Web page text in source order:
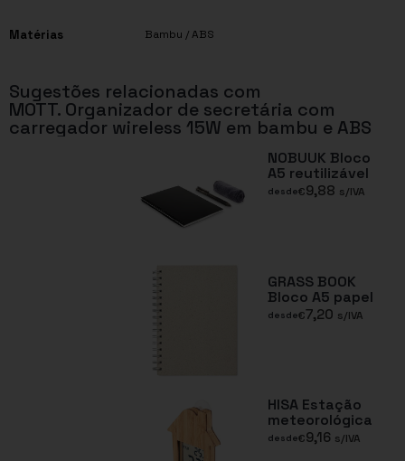
Matérias Bambu / ABS
Sugestões relacionadas com
MOTT. Organizador de secretária com
carregador wireless 15W em bambu e ABS
NOBUUK Bloco
A5 reutilizável
desde€9,88 s/IVA
GRASS BOOK
Bloco A5 papel
desde€7,20 s/IVA
HISA Estação
meteorológica
desde€9,16 s/IVA